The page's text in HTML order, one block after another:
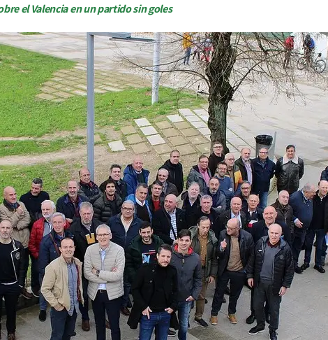
el Valencia en un partido sin goles